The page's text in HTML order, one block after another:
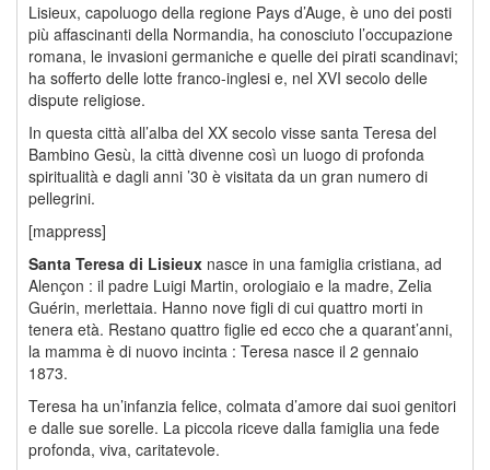
Lisieux, capoluogo della regione Pays d’Auge, è uno dei posti
più affascinanti della Normandia, ha conosciuto l’occupazione
romana, le invasioni germaniche e quelle dei pirati scandinavi;
ha sofferto delle lotte franco-inglesi e, nel XVI secolo delle
dispute religiose.
In questa città all’alba del XX secolo visse santa Teresa del
Bambino Gesù, la città divenne così un luogo di profonda
spiritualità e dagli anni ’30 è visitata da un gran numero di
pellegrini.
[mappress]
Santa Teresa di Lisieux nasce in una famiglia cristiana, ad
Alençon : il padre Luigi Martin, orologiaio e la madre, Zelia
Guérin, merlettaia. Hanno nove figli di cui quattro morti in
tenera età. Restano quattro figlie ed ecco che a quarant’anni,
la mamma è di nuovo incinta : Teresa nasce il 2 gennaio
1873.
Teresa ha un’infanzia felice, colmata d’amore dai suoi genitori
e dalle sue sorelle. La piccola riceve dalla famiglia una fede
profonda, viva, caritatevole.